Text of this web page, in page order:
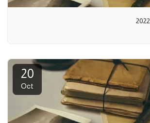
20
Oct